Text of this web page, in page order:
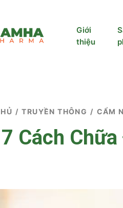
Giới
thiệu
/ TRUYỀN THÔNG / CẨM
Cách